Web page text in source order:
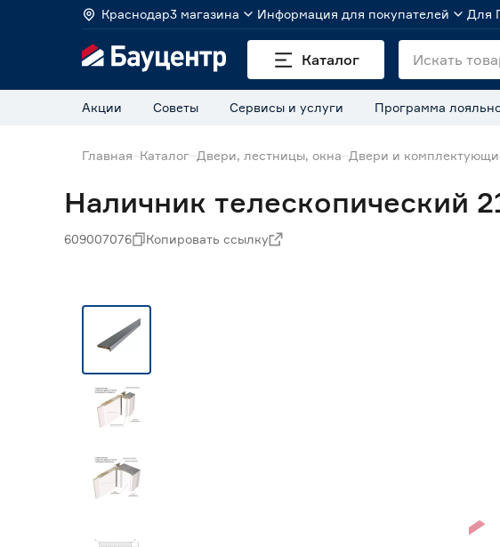
Краснодар3 магазина Информация для покупателей Для
Каталог
Акции Советы Сервисы и услуги Программа
Главная Каталог Двери, лестницы, окна Двери и
Наличник телескопический
609007076 Копировать ссылку